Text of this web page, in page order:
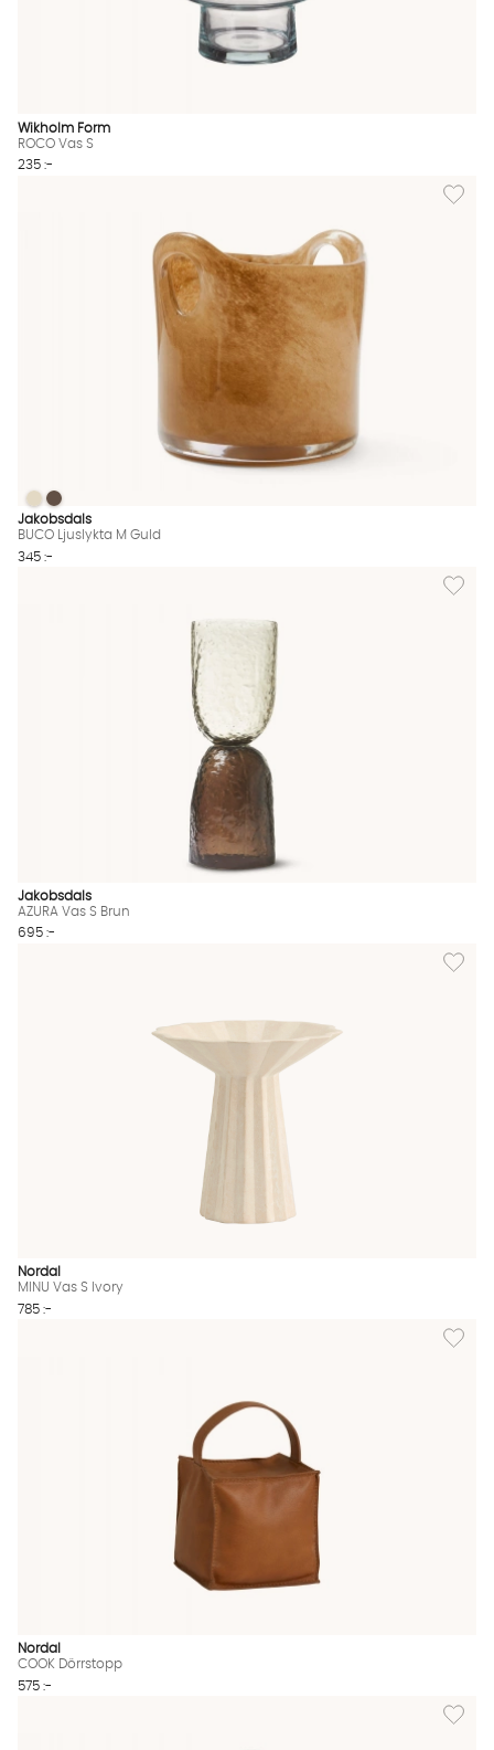
Wikholm Form
ROCO Vas S
235 :-
Lägg
BUCO Ljuslykta M Guld Finns även i dessa färger:
BUCO Ljuslykta M Guld
BUCO Ljuslykta M Guld
Jakobsdals
BUCO Ljuslykta M Guld
345 :-
Lägg
Jakobsdals
AZURA Vas S Brun
695 :-
Lägg
Nordal
MINU Vas S Ivory
785 :-
Lägg
Nordal
COOK Dörrstopp
575 :-
Lägg